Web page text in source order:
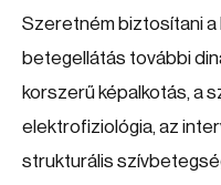
Szeretném biztosítani a
betegellátás további
korszerű képalkotás, a
elektrofiziológia, az
strukturális